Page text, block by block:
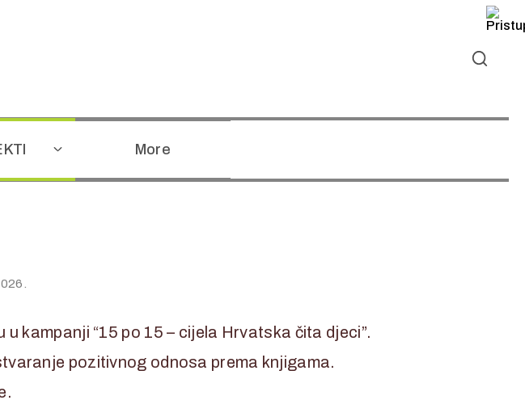
More
kampanji “15 po 15 – cijela Hrvatska čita djeci”.
pozitivnog odnosa prema knjigama.